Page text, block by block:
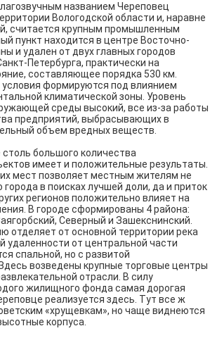
названием Череповец
Вологодской области и, наравне
считается крупным промышленным
пункт находится в центре Восточно-
и удален от двух главных городов
Петербурга, практически на
составляющее порядка 530 км.
формируются под влиянием
климатической зоны. Уровень
среды высокий, все из-за работы
предприятий, выбрасывающих в
объем вредных веществ.
большого количества
имеет и положительные результаты.
мест позволяет местным жителям не
города в поисках лучшей доли, да и приток
регионов положительно влияет на
В городе сформированы 4 района:
Северный и Зашекснинский.
отделяет от основной территории река
удаленности от центральной части
спальной, но с развитой
возведены крупные торговые центры
отрасли. В силу
жилищного фонда самая дорогая
реализуется здесь. Тут все ж
«хрущевкам», но чаще виднеются
корпуса.